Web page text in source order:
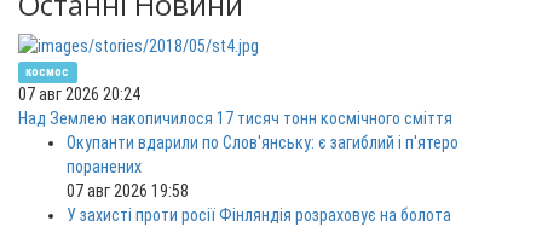
космос
07 авг 2026 20:24
Над Землею накопичилося 17 тисяч тонн космічного сміття
Окупанти вдарили по Слов'янську: є загиблий і п'ятеро
поранених
07 авг 2026 19:58
У захисті проти росії Фінляндія розраховує на болота